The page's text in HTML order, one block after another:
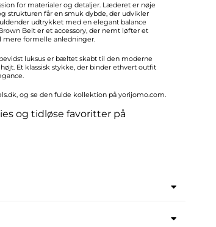
for materialer og detaljer. Læderet er nøje
strukturen får en smuk dybde, der udvikler
udtrykket med en elegant balance
Belt er et accessory, der nemt løfter et
formelle anledninger.
luksus er bæltet skabt til den moderne
Et klassisk stykke, der binder ethvert outfit
, og se den fulde kollektion på yorijomo.com.
og tidløse favoritter på